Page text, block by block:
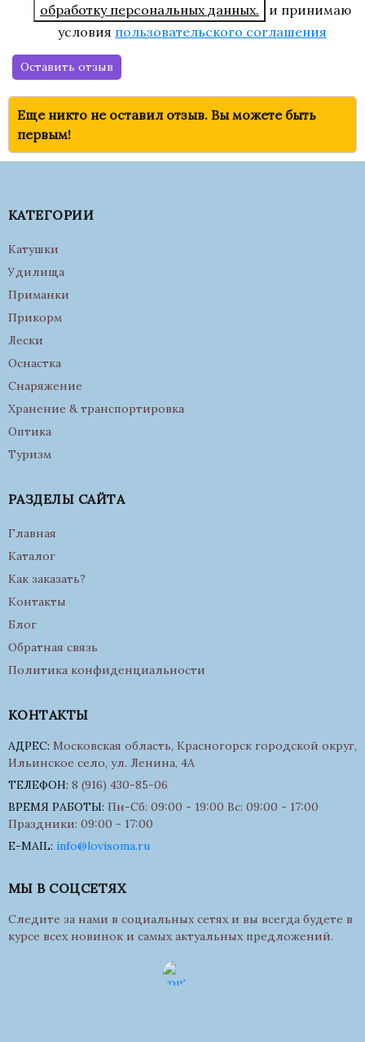
обработку персональных данных.
и принимаю
условия пользовательского соглашения
Оставить отзыв
Еще никто не оставил отзыв. Вы можете быть
первым!
КАТЕГОРИИ
Катушки
Удилища
Приманки
Прикорм
Лески
Оснастка
Снаряжение
Хранение & транспортировка
Оптика
Туризм
РАЗДЕЛЫ САЙТА
Главная
Каталог
Как заказать?
Контакты
Блог
Обратная связь
Политика конфиденциальности
КОНТАКТЫ
АДРЕС: Московская область, Красногорск городской округ,
Ильинское село, ул. Ленина, 4А
ТЕЛЕФОН: 8 (916) 430-85-06
ВРЕМЯ РАБОТЫ: Пн-Сб: 09:00 - 19:00 Вс: 09:00 - 17:00
Праздники: 09:00 - 17:00
E-MAIL: info@lovisoma.ru
МЫ В СОЦСЕТЯХ
Следите за нами в социальных сетях и вы всегда будете в
курсе всех новинок и самых актуальных предложений.